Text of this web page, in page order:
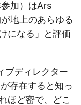
加）はArs
地上のあらゆる
になる」と評価
ブディレクター
存在すると知っ
ほど密で、どこ